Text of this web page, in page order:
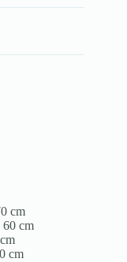
cm
60 cm
cm